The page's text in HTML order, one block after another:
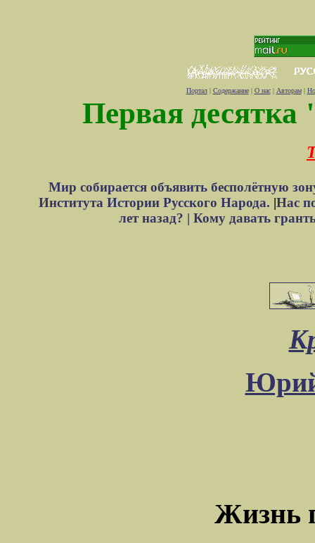
Портал| Содержание| О нас| Авторам|
Первая десятка
Мир собирается объявить бесполётную
Института Истории Русского Народа. |Нас
лет назад? | Кому давать
Жизнь